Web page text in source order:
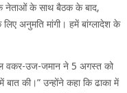
के नेताओं के साथ बैठक के बाद,
अनुमति मांगी। हमें बांग्लादेश के
वकर-उज-जमान ने 5 अगस्त को
बात की।” उन्होंने कहा कि ढाका में